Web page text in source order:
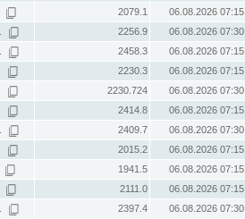
2079.1
06.08.2026 07:15
2256.9
06.08.2026 07:30
2458.3
06.08.2026 07:15
2230.3
06.08.2026 07:15
2230.724
06.08.2026 07:30
2414.8
06.08.2026 07:15
2409.7
06.08.2026 07:30
2015.2
06.08.2026 07:15
1941.5
06.08.2026 07:15
2111.0
06.08.2026 07:15
2397.4
06.08.2026 07:30